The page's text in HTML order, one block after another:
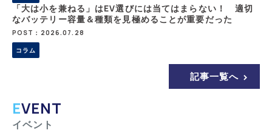
「大は小を兼ねる」はEV選びには当てはまらない！ 適切
なバッテリー容量＆種類を見極めることが重要だった
POST：2026.07.28
コラム
記事一覧へ
EVENT
イベント